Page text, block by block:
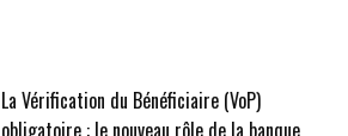
La Vérification du Bénéficiaire (VoP)
obligatoire : le nouveau rôle de la banque